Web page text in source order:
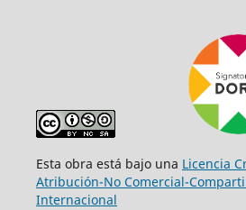
Esta obra está bajo una Licencia
Atribución-No Comercial-
Internacional